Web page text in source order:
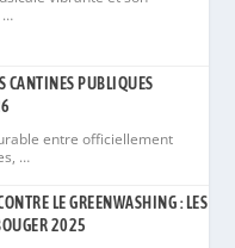
…
CANTINES PUBLIQUES
entre officiellement
…
LE GREENWASHING : LES
2025